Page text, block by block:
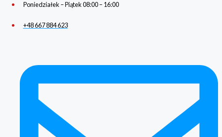
Poniedziałek – Piątek 08:00 – 16:00
+48 667 884 623